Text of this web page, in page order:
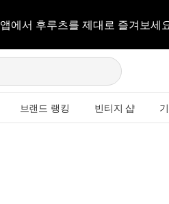
앱에서 후루츠를 제대로 즐겨보세
브랜드 랭킹 빈티지 샵